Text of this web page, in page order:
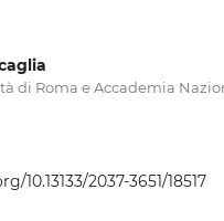
di Roma e Accademia
10.13133/2037-3651/18517